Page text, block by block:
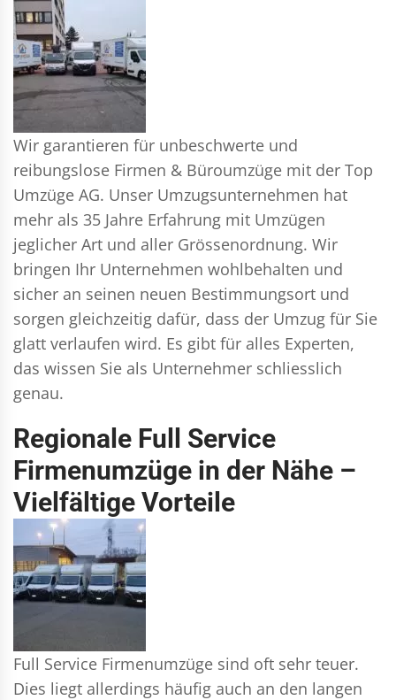
Wir garantieren für unbeschwerte und
reibungslose Firmen & Büroumzüge mit der Top
Umzüge AG. Unser Umzugsunternehmen hat
mehr als 35 Jahre Erfahrung mit Umzügen
jeglicher Art und aller Grössenordnung. Wir
bringen Ihr Unternehmen wohlbehalten und
sicher an seinen neuen Bestimmungsort und
sorgen gleichzeitig dafür, dass der Umzug für Sie
glatt verlaufen wird. Es gibt für alles Experten,
das wissen Sie als Unternehmer schliesslich
genau.
Regionale Full Service
Firmenumzüge in der Nähe –
Vielfältige Vorteile
Full Service Firmenumzüge sind oft sehr teuer.
Dies liegt allerdings häufig auch an den langen